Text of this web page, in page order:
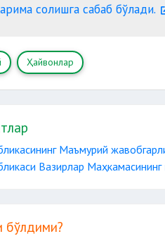
солишга сабаб бўлади.
Ҳайвонлар
Маъмурий
Вазирлар